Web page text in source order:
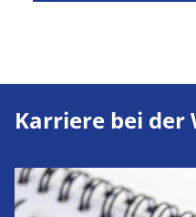
Karriere bei der